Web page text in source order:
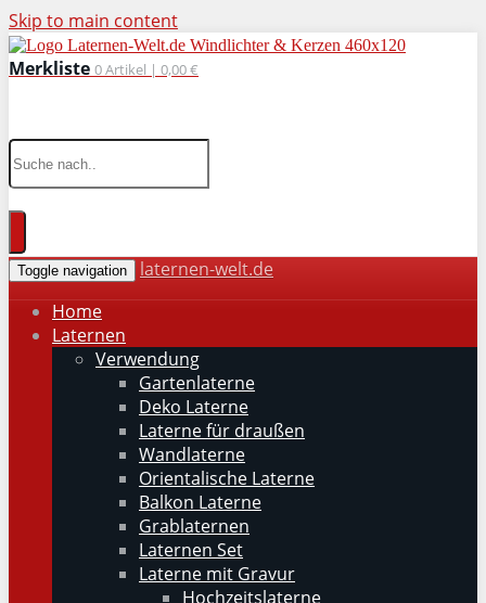
Skip to main content
Merkliste 0Artikel | 0,00 €
Toggle navigation
laternen-welt.de
Home
Laternen
Verwendung
Gartenlaterne
Deko Laterne
Laterne für draußen
Wandlaterne
Orientalische Laterne
Balkon Laterne
Grablaternen
Laternen Set
Laterne mit Gravur
Hochzeitslaterne